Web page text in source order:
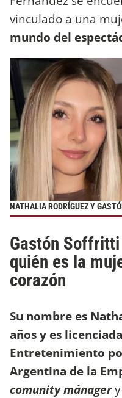
vinculado a una
mundo del
NATHALIA RODRÍGUEZ Y
Gastón
quién es la
corazón
Su nombre es
años y es
Entretenimiento
Argentina de la
comunity mánager